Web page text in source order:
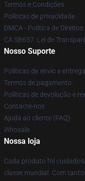
Termos e Condições
Políticas de privacidade
DMCA - Política de
CA SB657: Lei de
Nosso Suporte
Políticas de envio e entrega
Termos de pagamento
Políticas de devolução e
Contacte-nos
Ajuda ao cliente (FAQ)
Whosale
Nossa loja
Cada produto foi
classe mundial. Com